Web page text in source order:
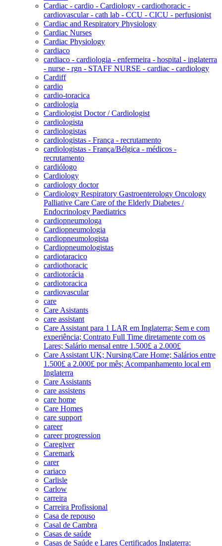
Cardiac - cardio - Cardiology - cardiothoracic -
cardiovascular - cath lab - CCU - CICU - perfusionist
Cardiac and Respiratory Physiology
Cardiac Nurses
Cardiac Physiology
cardiaco
cardiaco - cardiologia - enfermeira - hospital - inglaterra
- nurse - rgn - STAFF NURSE - cardiac - cardiology
Cardiff
cardio
cardio-toracica
cardiologia
Cardiologist Doctor / Cardiologist
cardiologista
cardiologistas
cardiologistas - França - recrutamento
cardiologistas - França/Bélgica - médicos -
recrutamento
cardiólogo
Cardiology
cardiology doctor
Cardiology Respiratory Gastroenterology Oncology
Palliative Care Care of the Elderly Diabetes /
Endocrinology Paediatrics
cardiopneumologa
Cardiopneumologia
cardiopneumologista
Cardiopneumologistas
cardiotaracico
cardiothoracic
cardiotorácia
cardiotoracica
cardiovascular
care
Care Asistants
care assistant
Care Assistant para 1 LAR em Inglaterra; Sem e com
experiência; Contrato Full Time diretamente com os
Lares; Salário mensal entre 1.500£ a 2.000£
Care Assistant UK; Nursing/Care Home; Salários entre
1.500£ a 2.000£ por mês; Acompanhamento local em
Inglaterra
Care Assistants
care assistens
care home
Care Homes
care support
career
career progression
Caregiver
Caremark
carer
cariaco
Carlisle
Carlow
carreira
Carreira Profissional
Casa de repouso
Casal de Cambra
Casas de saúde
Casas de Saúde e Lares Certificados Inglaterra;